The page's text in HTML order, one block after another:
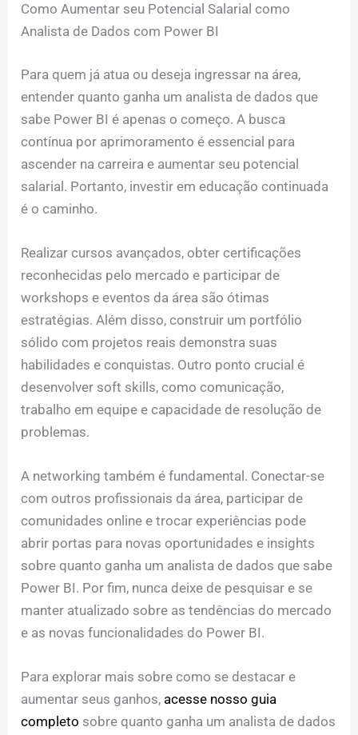
Como Aumentar seu Potencial Salarial como
Analista de Dados com Power BI
Para quem já atua ou deseja ingressar na área,
entender quanto ganha um analista de dados que
sabe Power BI é apenas o começo. A busca
contínua por aprimoramento é essencial para
ascender na carreira e aumentar seu potencial
salarial. Portanto, investir em educação continuada
é o caminho.
Realizar cursos avançados, obter certificações
reconhecidas pelo mercado e participar de
workshops e eventos da área são ótimas
estratégias. Além disso, construir um portfólio
sólido com projetos reais demonstra suas
habilidades e conquistas. Outro ponto crucial é
desenvolver soft skills, como comunicação,
trabalho em equipe e capacidade de resolução de
problemas.
A networking também é fundamental. Conectar-se
com outros profissionais da área, participar de
comunidades online e trocar experiências pode
abrir portas para novas oportunidades e insights
sobre quanto ganha um analista de dados que sabe
Power BI. Por fim, nunca deixe de pesquisar e se
manter atualizado sobre as tendências do mercado
e as novas funcionalidades do Power BI.
Para explorar mais sobre como se destacar e
aumentar seus ganhos, acesse nosso guia
completo sobre quanto ganha um analista de dados